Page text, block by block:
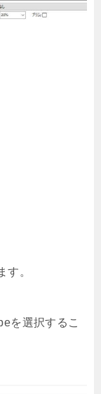
す。
を選択するこ